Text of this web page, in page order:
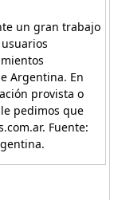
un gran trabajo
Argentina. En
provista o
pedimos que
Fuente: